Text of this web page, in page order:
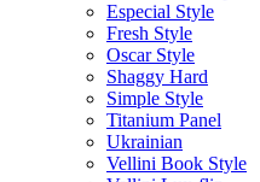
Especial Style
Fresh Style
Oscar Style
Shaggy Hard
Simple Style
Titanium Panel
Ukrainian
Vellini Book Style